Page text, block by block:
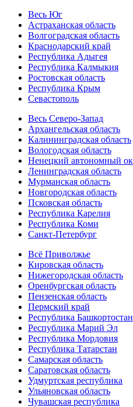
Весь Юг
Астраханская область
Волгоградская область
Краснодарский край
Республика Адыгея
Республика Калмыкия
Ростовская область
Республика Крым
Севастополь
Весь Северо-Запад
Архангельская область
Калининградская область
Вологодская область
Ненецкий автономный
Ленинградская область
Мурманская область
Новгородская область
Псковская область
Республика Карелия
Республика Коми
Санкт-Петербург
Всё Приволжье
Кировская область
Нижегородская область
Оренбургская область
Пензенская область
Пермский край
Республика Башкортостан
Республика Марий Эл
Республика Мордовия
Республика Татарстан
Самарская область
Саратовская область
Удмуртская республика
Ульяновская область
Чувашская республика